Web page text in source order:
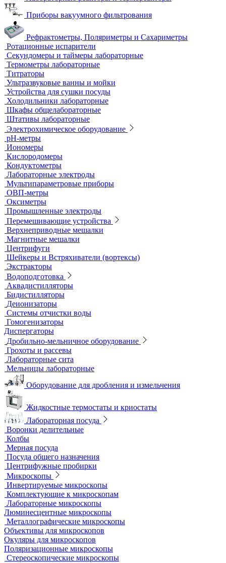
Приборы вакуумного фильтрования
Рефрактометры, Поляриметры и Сахариметры
Ротационные испарители
Секундомеры и таймеры лабораторные
Термометры лабораторные
Титраторы
Ультразвуковые ванны и мойки
Устройства для сушки посуды
Холодильники лабораторные
Шкафы общелабораторные
Штативы лабораторные
Электрохимическое оборудование
pH-метры
Иономеры
Кислородомеры
Кондуктометры
Лабораторные электроды
Мультипараметровые приборы
ОВП-метры
Оксиметры
Промышленные электроды
Перемешивающие устройства
Верхнеприводные мешалки
Магнитные мешалки
Центрифуги
Шейкеры и Встряхиватели (вортексы)
Экстракторы
Водоподготовка
Аквадистилляторы
Бидистилляторы
Деионизаторы
Системы отчистки воды
Гомогенизаторы
Диспергаторы
Дробильно-мельничное оборудование
Грохоты и рассевы
Лабораторные сита
Мельницы лабораторные
Оборудование для дробления и измельчения
Жидкостные термостаты и криостаты
Лабораторная посуда
Воронки делительные
Колбы